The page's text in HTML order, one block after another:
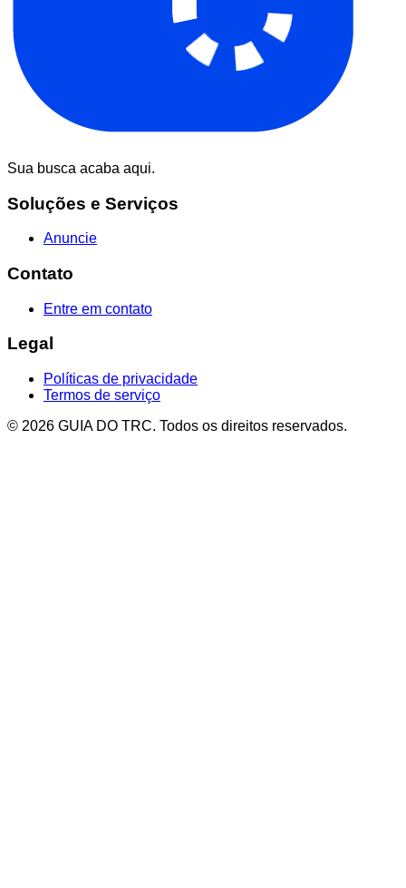
Sua busca acaba aqui.
Soluções e Serviços
Anuncie
Contato
Entre em contato
Legal
Políticas de privacidade
Termos de serviço
© 2026 GUIA DO TRC. Todos os direitos reservados.